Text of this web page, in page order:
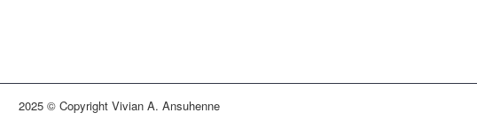
2025 © Copyright Vivian A. Ansuhenne